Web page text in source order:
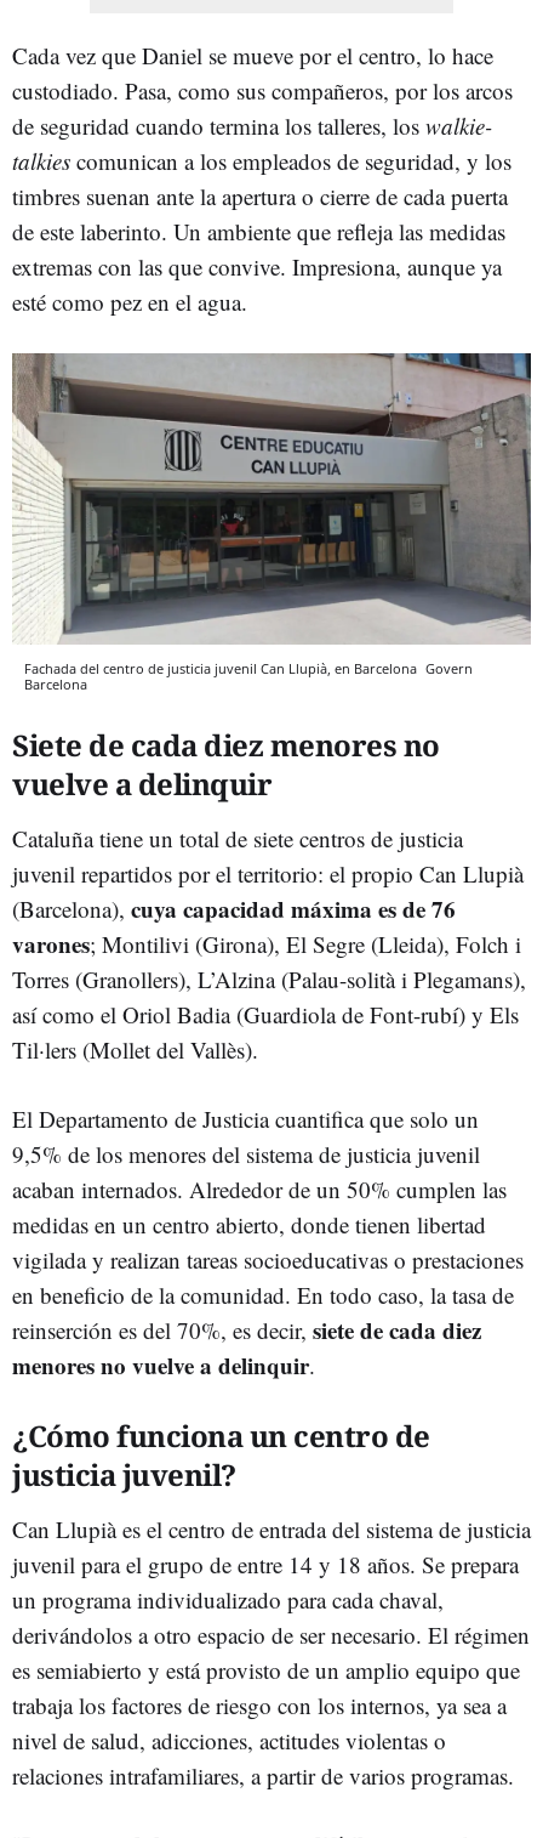
Cada vez que Daniel se mueve por el centro, lo hace
custodiado. Pasa, como sus compañeros, por los arcos
de seguridad cuando termina los talleres, los walkie-
talkies comunican a los empleados de seguridad, y los
timbres suenan ante la apertura o cierre de cada puerta
de este laberinto. Un ambiente que refleja las medidas
extremas con las que convive. Impresiona, aunque ya
esté como pez en el agua.
Fachada del centro de justicia juvenil Can Llupià, en Barcelona Govern
Barcelona
Siete de cada diez menores no
vuelve a delinquir
Cataluña tiene un total de siete centros de justicia
juvenil repartidos por el territorio: el propio Can Llupià
(Barcelona), cuya capacidad máxima es de 76
varones; Montilivi (Girona), El Segre (Lleida), Folch i
Torres (Granollers), L’Alzina (Palau-solità i Plegamans),
así como el Oriol Badia (Guardiola de Font-rubí) y Els
Til·lers (Mollet del Vallès).
El Departamento de Justicia cuantifica que solo un
9,5% de los menores del sistema de justicia juvenil
acaban internados. Alrededor de un 50% cumplen las
medidas en un centro abierto, donde tienen libertad
vigilada y realizan tareas socioeducativas o prestaciones
en beneficio de la comunidad. En todo caso, la tasa de
reinserción es del 70%, es decir, siete de cada diez
menores no vuelve a delinquir.
¿Cómo funciona un centro de
justicia juvenil?
Can Llupià es el centro de entrada del sistema de justicia
juvenil para el grupo de entre 14 y 18 años. Se prepara
un programa individualizado para cada chaval,
derivándolos a otro espacio de ser necesario. El régimen
es semiabierto y está provisto de un amplio equipo que
trabaja los factores de riesgo con los internos, ya sea a
nivel de salud, adicciones, actitudes violentas o
relaciones intrafamiliares, a partir de varios programas.